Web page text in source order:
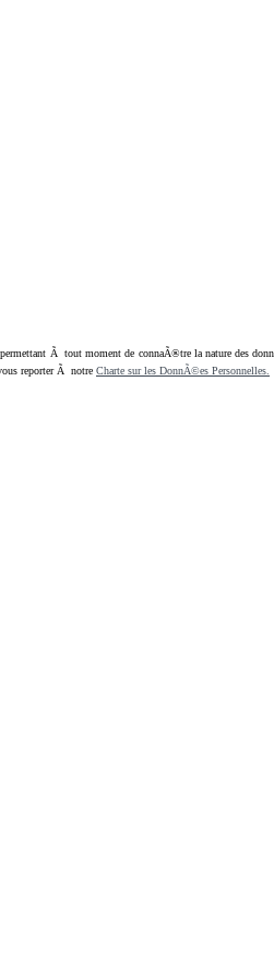
Ã tout moment de connaÃ®tre la nature des
reporter Ã notre Charte sur les DonnÃ©es Personnelles.